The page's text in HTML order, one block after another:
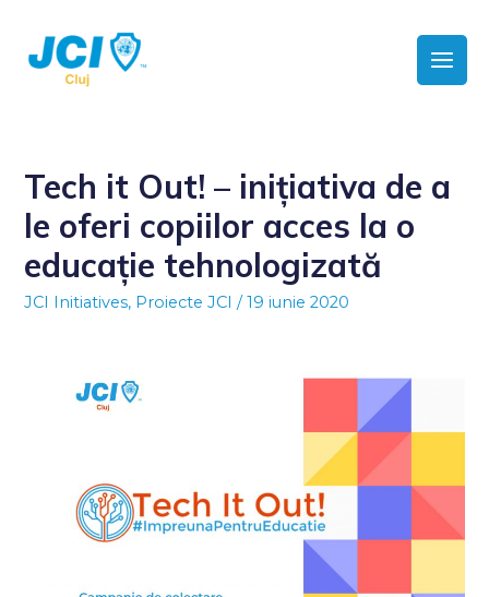
Tech it Out! – inițiativa de a
le oferi copiilor acces la o
educație tehnologizată
JCI Initiatives, Proiecte JCI /19 iunie 2020